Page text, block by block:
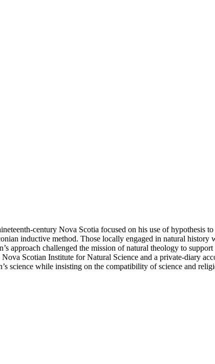
century Nova Scotia focused on his use of hypothesis
inductive method. Those locally engaged in natural
approach challenged the mission of natural theology to
Scotian Institute for Natural Science and a private-diary
science while insisting on the compatibility of science and